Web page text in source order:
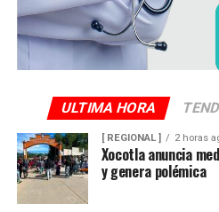
ULTIMA HORA
[ REGIONAL ] 2 horas
Xocotla anuncia
y genera polémica